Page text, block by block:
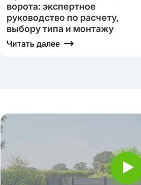
ворота: экспертное
руководство по расчету,
выбору типа и монтажу
Читать далее